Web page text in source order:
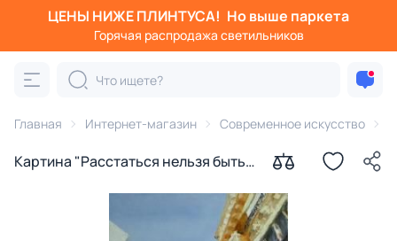
ЦЕНЫ НИЖЕ ПЛИНТУСА! Но выше паркета
Горячая распродажа светильников
Главная Интернет-магазин Современное искусство
Картина "Расстаться нельзя быть